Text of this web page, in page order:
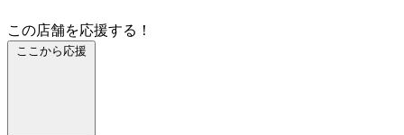
この店舗を応援する！
ここから応援